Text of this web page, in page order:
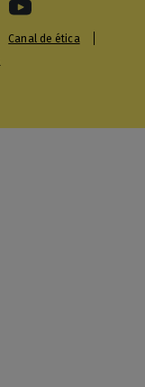
Canal de ética